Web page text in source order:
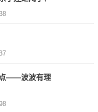
——波波有理